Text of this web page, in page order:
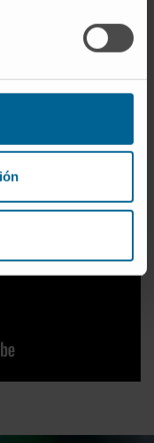
cytométrie du
de Navarra.